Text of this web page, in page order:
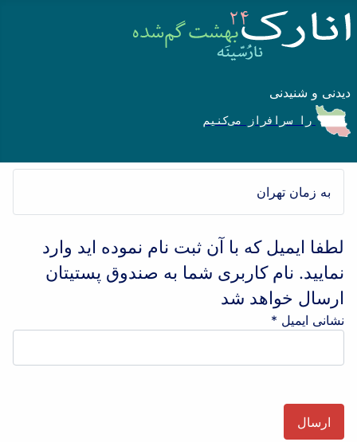
دیدنی و شنیدنی
را سرافراز می‌کنیم
به زمان تهران
لطفا ایمیل که با آن ثبت نام نموده اید وارد
نمایید. نام کاربری شما به صندوق پستیتان
ارسال خواهد شد
نشانی ایمیل *
ارسال